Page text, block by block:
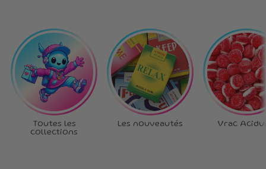
Toutes les
collections
Les nouveautés Vrac